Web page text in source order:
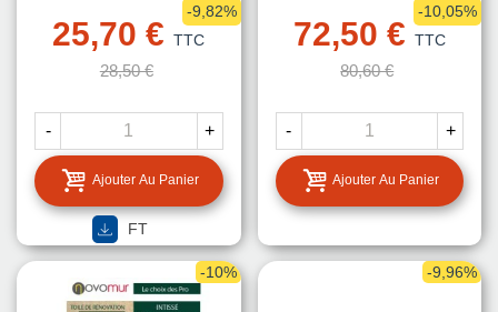
25,70 € TTC
28,50 €
-9,82%
- +
Ajouter Au Panier
FT
72,50 € TTC
80,60 €
-10,05%
- +
Ajouter Au Panier
-10% -9,96%